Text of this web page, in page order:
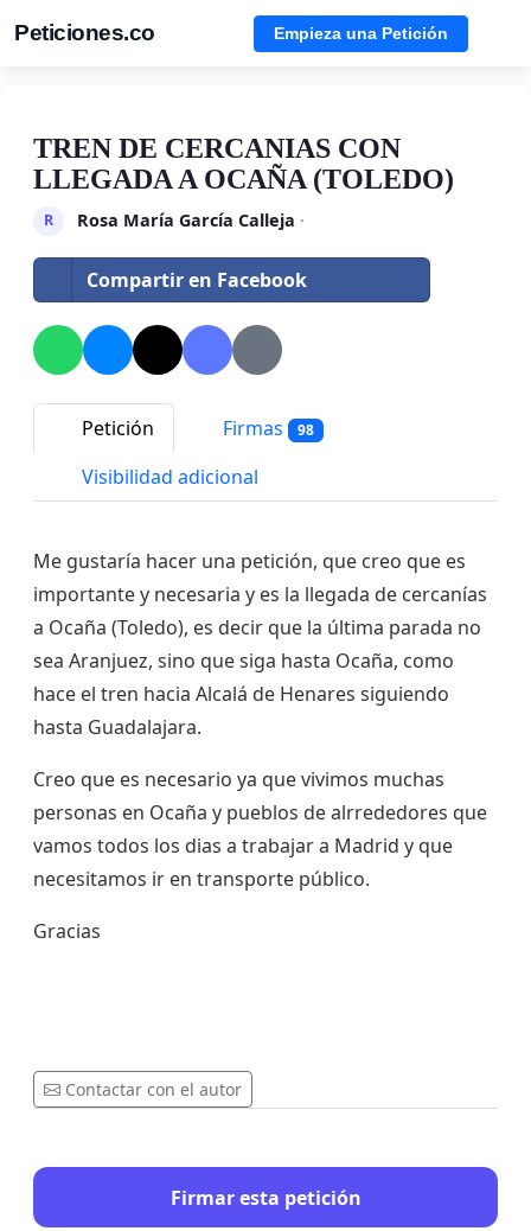
Peticiones.co Empieza una Petición
TREN DE CERCANIAS CON
LLEGADA A OCAÑA (TOLEDO)
R Rosa María García Calleja ·
Compartir en Facebook
Petición Firmas 98
Visibilidad adicional
Me gustaría hacer una petición, que creo que es
importante y necesaria y es la llegada de cercanías
a Ocaña (Toledo), es decir que la última parada no
sea Aranjuez, sino que siga hasta Ocaña, como
hace el tren hacia Alcalá de Henares siguiendo
hasta Guadalajara.
Creo que es necesario ya que vivimos muchas
personas en Ocaña y pueblos de alrrededores que
vamos todos los dias a trabajar a Madrid y que
necesitamos ir en transporte público.
Gracias
Contactar con el autor
Firmar esta petición